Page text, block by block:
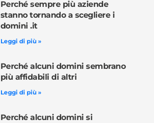
Perché sempre più aziende
stanno tornando a scegliere i
domini .it
Leggi di più »
Perché alcuni domini sembrano
più affidabili di altri
Leggi di più »
Perché alcuni domini si